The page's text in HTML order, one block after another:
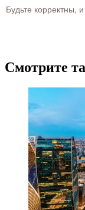
Будьте корректны,
Смотрите